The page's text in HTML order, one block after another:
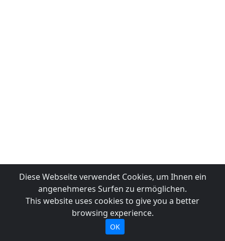
Diese Webseite verwendet Cookies, um Ihnen ein
angenehmeres Surfen zu ermöglichen.
This website uses cookies to give you a better
browsing experience.
OK